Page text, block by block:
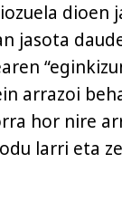
dioen
jasota
arrazoi
hor nire
larri eta